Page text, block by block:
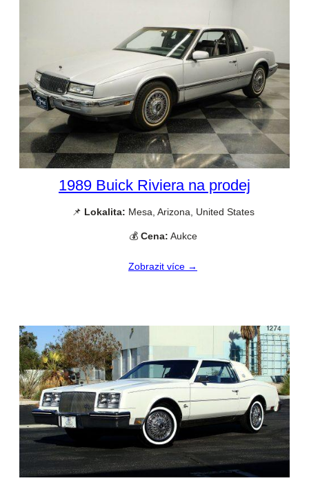
1989 Buick Riviera na prodej
📌 Lokalita: Mesa, Arizona, United States
💰 Cena: Aukce
Zobrazit více →